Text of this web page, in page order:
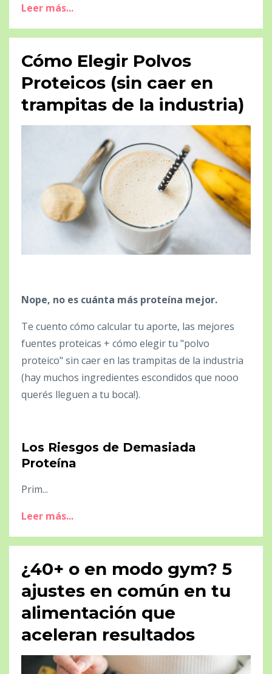
Leer más...
Cómo Elegir Polvos
Proteicos (sin caer en
trampitas de la industria)
Nope, no es cuánta más proteína mejor.
Te cuento cómo calcular tu aporte, las mejores
fuentes proteicas + cómo elegir tu "polvo
proteico" sin caer en las trampitas de la industria
(hay muchos ingredientes escondidos que nooo
querés lleguen a tu boca!).
Los Riesgos de Demasiada
Proteína
Prim...
Leer más...
¿40+ o en modo gym? 5
ajustes en común en tu
alimentación que
aceleran resultados